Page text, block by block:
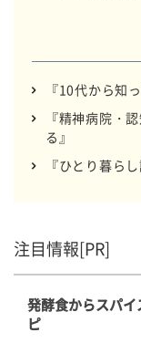
『10代から知
『精神病院・
る』
『ひとり暮ら
注目情報[PR]
発酵食からスパ
ピ